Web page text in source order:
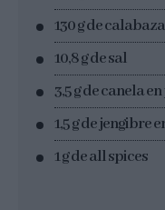
130 g de
10,8 g de sal
3,5 g de canela
1,5 g de jengibre
1 g de all spices